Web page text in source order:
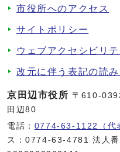
市役所へのアクセス
サイトポリシー
ウェブアクセシビリテ
改元に伴う表記の読
京田辺市役所 〒610-
田辺80
電話： 0774-63-1122（代
ス：0774-63-4781 法人番